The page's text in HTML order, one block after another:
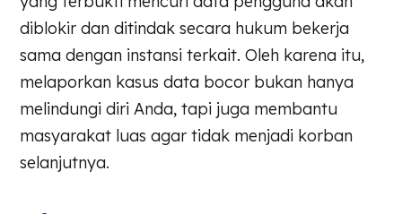
diblokir dan ditindak secara hukum bekerja
sama dengan instansi terkait. Oleh karena itu,
melaporkan kasus data bocor bukan hanya
melindungi diri Anda, tapi juga membantu
masyarakat luas agar tidak menjadi korban
selanjutnya.